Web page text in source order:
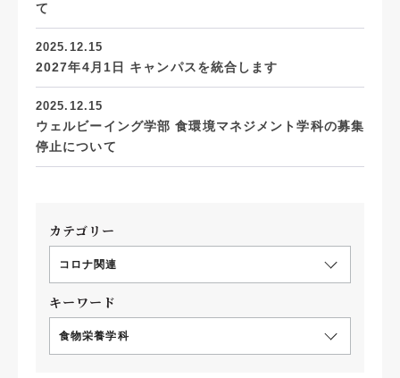
て
2025.12.15
2027年4月1日 キャンパスを統合します
2025.12.15
ウェルビーイング学部 食環境マネジメント学科の募集
停止について
カテゴリー
コロナ関連
キーワード
食物栄養学科